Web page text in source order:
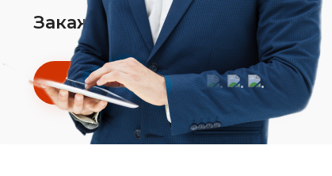
Закажите обратный звонок
Заказать звонок